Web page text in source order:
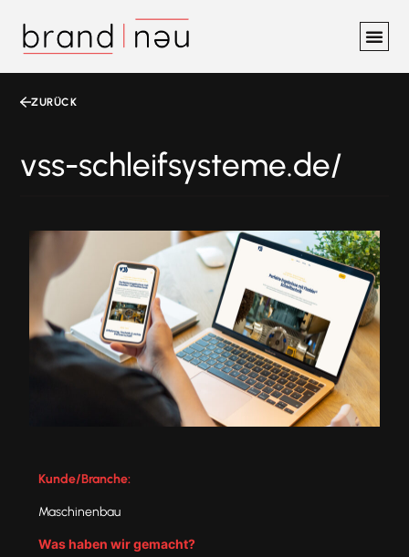
ZURÜCK
vss-schleifsysteme.de/
Kunde/Branche:
Maschinenbau
Was haben wir gemacht?